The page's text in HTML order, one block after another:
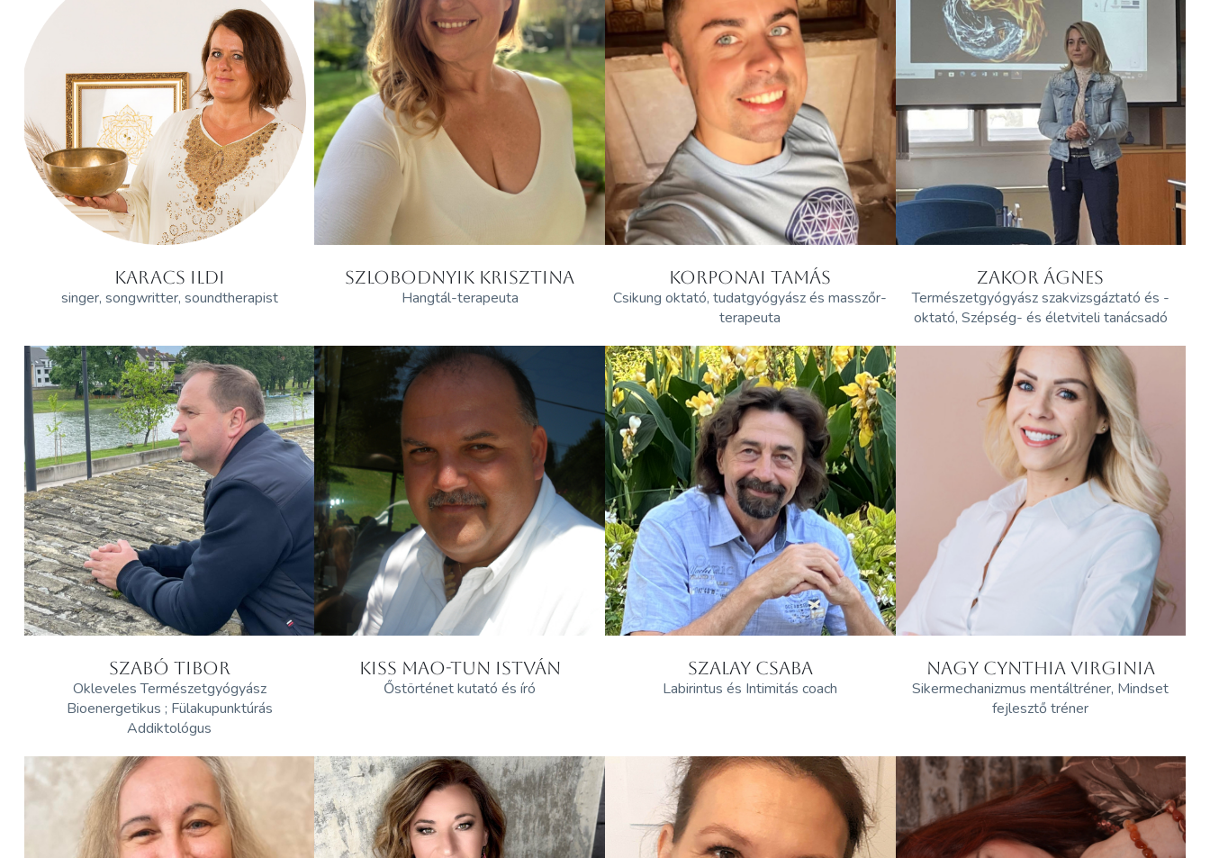
KARACS ILDI
singer, songwritter, soundtherapist
SZLOBODNYIK KRISZTINA
Hangtál-terapeuta
KORPONAI TAMÁS
Csikung oktató, tudatgyógyász és masszőr-
terapeuta
ZAKOR ÁGNES
Természetgyógyász szakvizsgáztató és -
oktató, Szépség- és életviteli tanácsadó
SZABÓ TIBOR
Okleveles Természetgyógyász
Bioenergetikus ; Fülakupunktúrás
Addiktológus
KISS MAO-TUN ISTVÁN
Őstörténet kutató és író
SZALAY CSABA
Labirintus és Intimitás coach
NAGY CYNTHIA VIRGINIA
Sikermechanizmus mentáltréner, Mindset
fejlesztő tréner